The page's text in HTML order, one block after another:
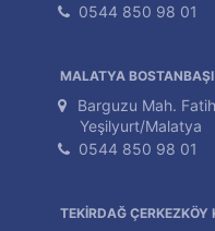
0544 850 98 01
MALATYA
Barguzu Mah.
Yeşilyurt/Malatya
0544 850 98 01
TEKİRDAĞ ÇERKEZKÖY